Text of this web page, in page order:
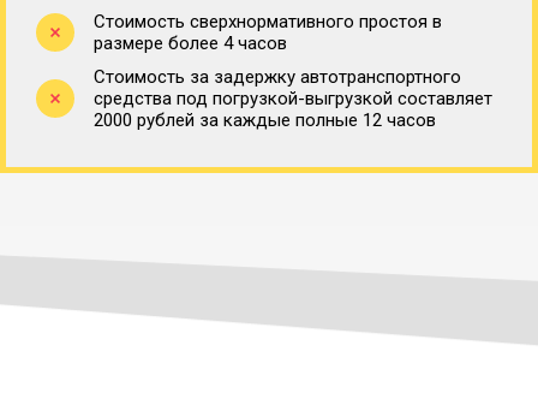
Стоимость сверхнормативного простоя в
размере более 4 часов
Стоимость за задержку автотранспортного
средства под погрузкой-выгрузкой составляет
2000 рублей за каждые полные 12 часов